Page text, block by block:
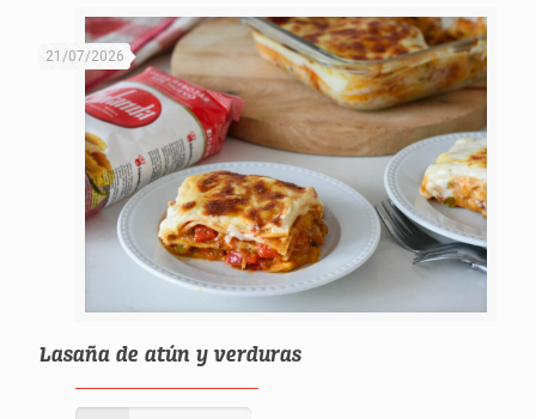
21/07/2026
Lasaña de atún y verduras